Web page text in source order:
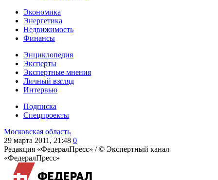
Экономика
Энергетика
Недвижимость
Финансы
Энциклопедия
Эксперты
Экспертные мнения
Личный взгляд
Интервью
Подписка
Спецпроекты
Московская область
29 марта 2011, 21:48 0
Редакция «ФедералПресс» /© Экспертный канал
«ФедералПресс»